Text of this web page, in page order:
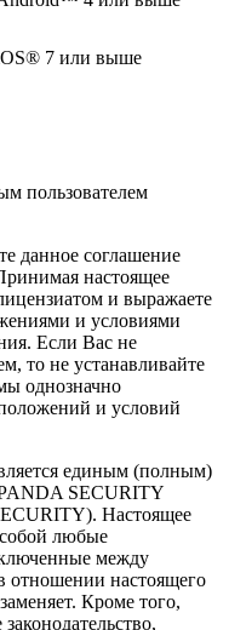
7 или выше
пользователем
данное соглашение
настоящее
и выражаете
и условиями
Если Вас не
то не устанавливайте
однозначно
и условий
единым (полным)
SECURITY
Настоящее
любые
между
отношении настоящего
Кроме того,